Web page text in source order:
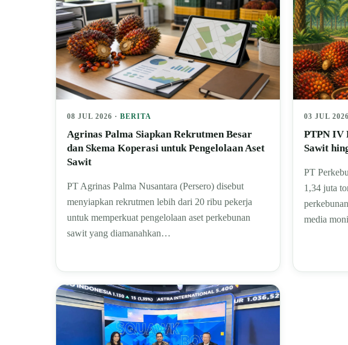
08 JUL 2026 · BERITA
Agrinas Palma Siapkan Rekrutmen Besar
dan Skema Koperasi untuk Pengelolaan Aset
Sawit
PT Agrinas Palma Nusantara (Persero) disebut
menyiapkan rekrutmen lebih dari 20 ribu pekerja
untuk memperkuat pengelolaan aset perkebunan
sawit yang diamanahkan…
03 JUL
PTPN IV
Sawit
PT
1,34 juta
media